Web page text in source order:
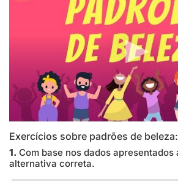
Exercícios sobre padrões de beleza:
1. Com base nos dados apresentados
alternativa correta.